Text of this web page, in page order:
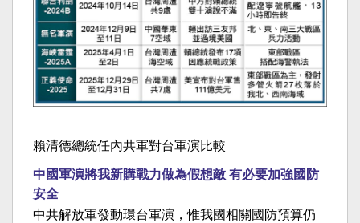
賴清德總統任內共軍對台軍演比較
中國軍演將我新購戰力做為假想敵 有必要加強國防
安全
中共解放軍發動環台軍演，惟我國相關國防預算仍